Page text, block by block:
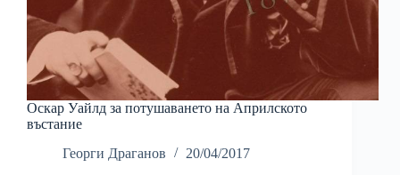
Оскар Уайлд за потушаването на Априлското
въстание
Георги Драганов
20/04/2017